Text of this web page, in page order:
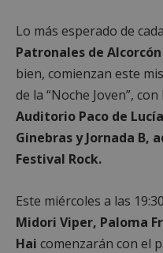
Lo más esperado de
Patronales de Alcorcón
bien, comienzan este
de la “Noche Joven”,
Auditorio Paco de Lucía
Ginebras y Jornada B,
Festival Rock.
Este miércoles a las
Midori Viper, Paloma
Hai comenzarán con el